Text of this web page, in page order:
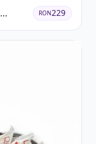
RON229